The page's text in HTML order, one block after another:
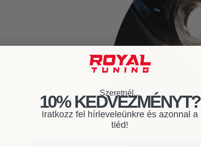
Szeretnél...
10% KEDVEZMÉNYT?
Iratkozz fel hírleveleünkre és azonnal a
tiéd!